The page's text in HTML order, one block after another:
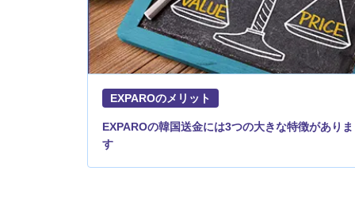
EXPAROのメリット
EXPAROの韓国送金には3つの大きな特徴がありま
す